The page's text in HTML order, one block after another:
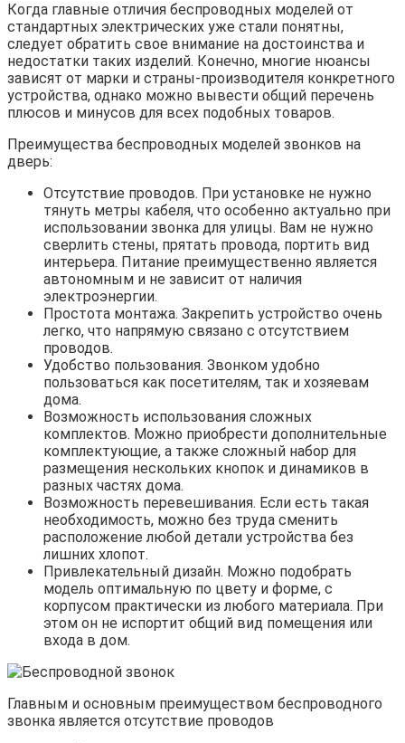
Когда главные отличия беспроводных моделей от
стандартных электрических уже стали понятны,
следует обратить свое внимание на достоинства и
недостатки таких изделий. Конечно, многие нюансы
зависят от марки и страны-производителя конкретного
устройства, однако можно вывести общий перечень
плюсов и минусов для всех подобных товаров.
Преимущества беспроводных моделей звонков на
дверь:
Отсутствие проводов. При установке не нужно
тянуть метры кабеля, что особенно актуально при
использовании звонка для улицы. Вам не нужно
сверлить стены, прятать провода, портить вид
интерьера. Питание преимущественно является
автономным и не зависит от наличия
электроэнергии.
Простота монтажа. Закрепить устройство очень
легко, что напрямую связано с отсутствием
проводов.
Удобство пользования. Звонком удобно
пользоваться как посетителям, так и хозяевам
дома.
Возможность использования сложных
комплектов. Можно приобрести дополнительные
комплектующие, а также сложный набор для
размещения нескольких кнопок и динамиков в
разных частях дома.
Возможность перевешивания. Если есть такая
необходимость, можно без труда сменить
расположение любой детали устройства без
лишних хлопот.
Привлекательный дизайн. Можно подобрать
модель оптимальную по цвету и форме, с
корпусом практически из любого материала. При
этом он не испортит общий вид помещения или
входа в дом.
Главным и основным преимуществом беспроводного
звонка является отсутствие проводов